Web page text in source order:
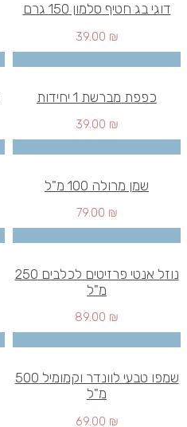
דוגי בג חטיף סלמון 150 גרם
39.00 ₪
כפפת מברשת 1 יחידות
39.00 ₪
שמן מרולה 100 מ"ל
79.00 ₪
נוזל אנטי פרזיטים לכלבים 250
מ"ל
89.00 ₪
שמפו טבעי לוונדר וקמומיל 500
מ"ל
69.00 ₪